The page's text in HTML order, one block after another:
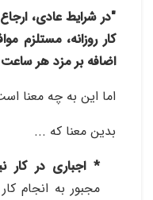
"در شرایط عادی،
اضافه بر مزد هر
اما این به چه معنا
بدین معنا که ...
* اجباری در کار
مجبور به انجام